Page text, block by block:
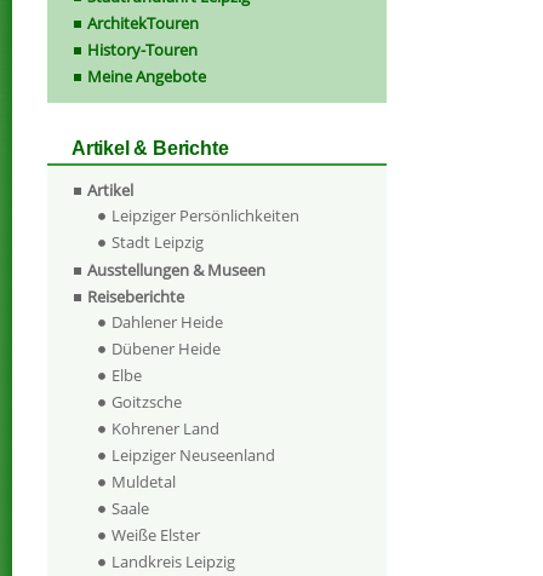
ArchitekTouren
History-Touren
Meine Angebote
Artikel & Berichte
Artikel
Leipziger Persönlichkeiten
Stadt Leipzig
Ausstellungen & Museen
Reiseberichte
Dahlener Heide
Dübener Heide
Elbe
Goitzsche
Kohrener Land
Leipziger Neuseenland
Muldetal
Saale
Weiße Elster
Landkreis Leipzig